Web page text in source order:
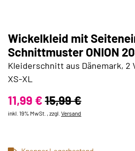
Wickelkleid mit
Schnittmuster ONION
Kleiderschnitt aus Dänemark, 2
XS-XL
11,99 € 15,99 €
inkl. 19% MwSt. , zzgl. Versand